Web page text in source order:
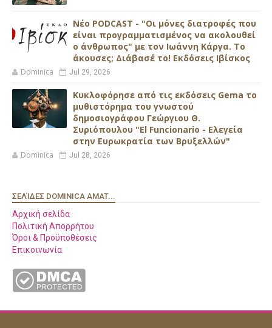
Νέο PODCAST - "Οι μόνες διατροφές που
είναι προγραμματισμένος να ακολουθεί
ο άνθρωπος" με τον Ιωάννη Κάργα. Το
άκουσες; Διάβασέ το! Εκδόσεις Ιβίσκος
Dominica Jul 29, 2026
Κυκλοφόρησε από τις εκδόσεις Gema το
μυθιστόρημα του γνωστού
δημοσιογράφου Γεώργιου Θ.
Συριόπουλου "El Funcionario - Ελεγεία
στην Ευρωκρατία των Βρυξελλών"
Dominica Jul 28, 2026
ΣΕΛΊΔΕΣ DOMINICA AMAT...
Αρχική σελίδα
Πολιτική Απορρήτου
Όροι & Προϋποθέσεις
Επικοινωνία